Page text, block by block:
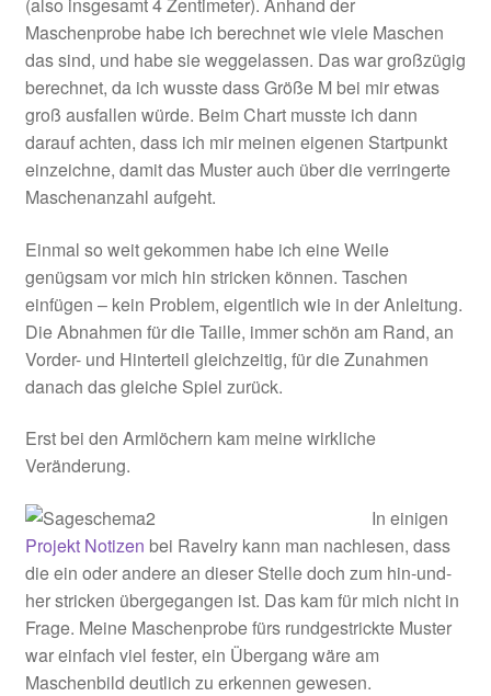
Maschenprobe habe ich berechnet wie viele Maschen
das sind, und habe sie weggelassen. Das war großzügig
berechnet, da ich wusste dass Größe M bei mir etwas
groß ausfallen würde. Beim Chart musste ich dann
darauf achten, dass ich mir meinen eigenen Startpunkt
einzeichne, damit das Muster auch über die verringerte
Maschenanzahl aufgeht.
Einmal so weit gekommen habe ich eine Weile
genügsam vor mich hin stricken können. Taschen
einfügen – kein Problem, eigentlich wie in der Anleitung.
Die Abnahmen für die Taille, immer schön am Rand, an
Vorder- und Hinterteil gleichzeitig, für die Zunahmen
danach das gleiche Spiel zurück.
Erst bei den Armlöchern kam meine wirkliche
Veränderung.
In einigen
Projekt Notizen bei Ravelry kann man nachlesen, dass
die ein oder andere an dieser Stelle doch zum hin-und-
her stricken übergegangen ist. Das kam für mich nicht in
Frage. Meine Maschenprobe fürs rundgestrickte Muster
war einfach viel fester, ein Übergang wäre am
Maschenbild deutlich zu erkennen gewesen.